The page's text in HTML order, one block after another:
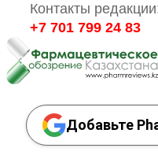
Контакты
+7 701 799 24 83
Добавьте